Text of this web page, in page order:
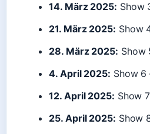
14. März 2025: Show
21. März 2025: Show
28. März 2025: Show
4. April 2025: Show 6
12. April 2025: Show
25. April 2025: Show